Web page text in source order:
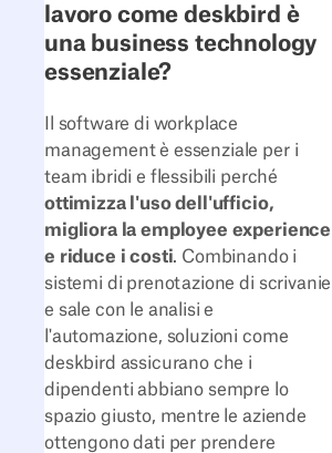
lavoro come deskbird è
una business technology
essenziale?
Il software di workplace
management è essenziale per i
team ibridi e flessibili perché
ottimizza l'uso dell'ufficio,
migliora la employee experience
e riduce i costi. Combinando i
sistemi di prenotazione di scrivanie
e sale con le analisi e
l'automazione, soluzioni come
deskbird assicurano che i
dipendenti abbiano sempre lo
spazio giusto, mentre le aziende
ottengono dati per prendere